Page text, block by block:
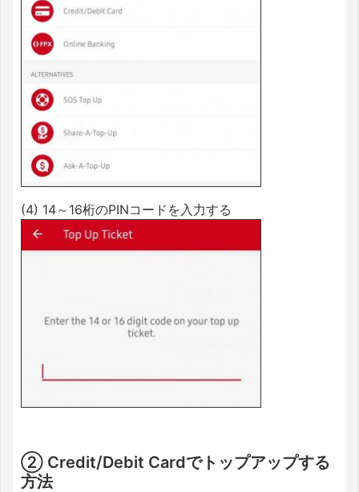
(4) 14～16桁のPINコードを入力する
② Credit/Debit Cardでトップアップする
方法